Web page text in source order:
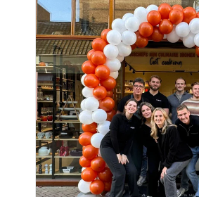
Om je mes in topconditie te
warm water. Droog het direct af
Gebruik regelmatig een slijpsteen
een messenblok of op een
Ervaar de perfecte balans tussen
Ontdek het Shinrai Knives –
hoger niveau.